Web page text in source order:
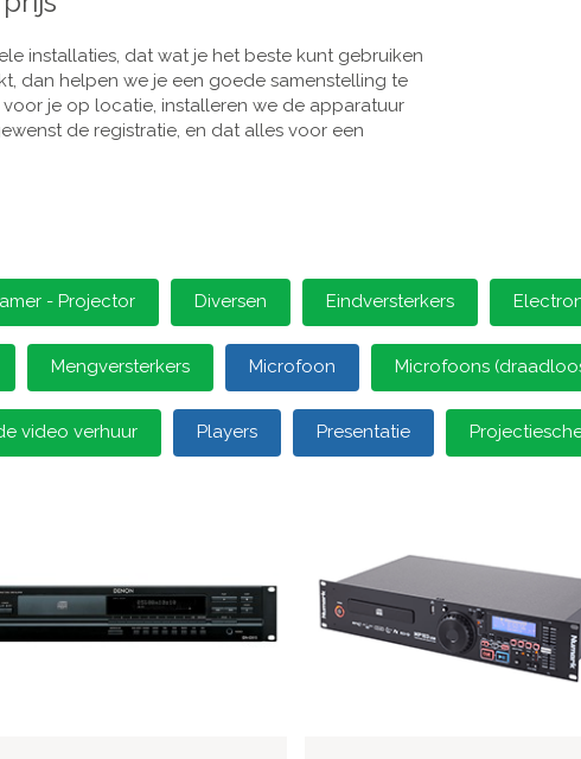
installaties, dat wat je het beste kunt gebruiken
dan helpen we je een goede samenstelling te
je op locatie, installeren we de apparatuur
de registratie, en dat alles voor een
- Projector Diversen Eindversterkers
Mengversterkers Microfoon Microfoons
video verhuur Players Presentatie